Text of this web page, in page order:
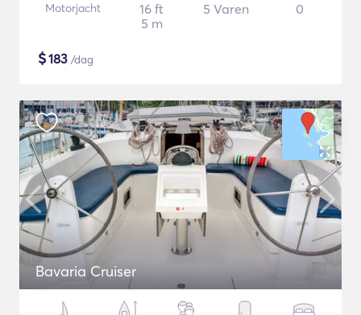
Motorjacht
16 ft
5 m
5 Varen 0
$183 /dag
Bavaria Cruiser